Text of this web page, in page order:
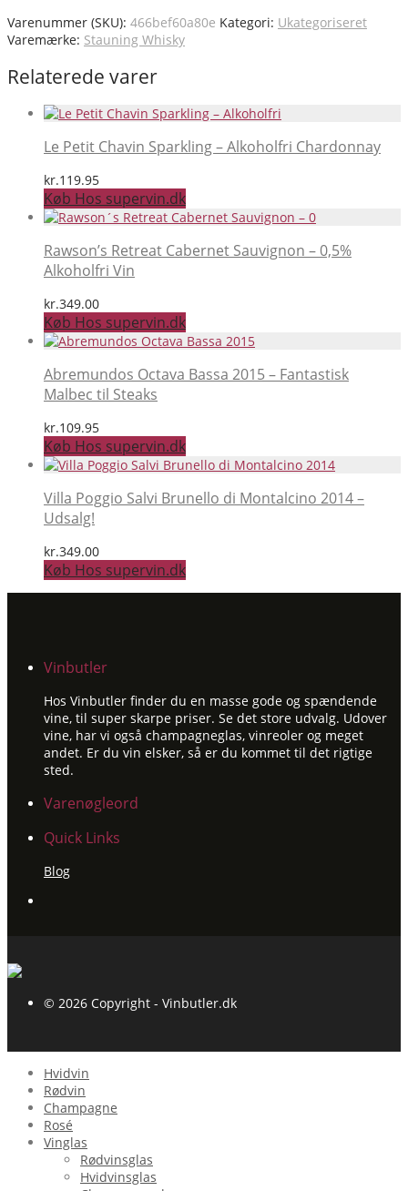
Varenummer (SKU): 466bef60a80e Kategori: Ukategoriseret
Varemærke: Stauning Whisky
Relaterede varer
Le Petit Chavin Sparkling – Alkoholfri Chardonnay
kr.119.95
Køb Hos supervin.dk
Rawson’s Retreat Cabernet Sauvignon – 0,5%
Alkoholfri Vin
kr.349.00
Køb Hos supervin.dk
Abremundos Octava Bassa 2015 – Fantastisk
Malbec til Steaks
kr.109.95
Køb Hos supervin.dk
Villa Poggio Salvi Brunello di Montalcino 2014 –
Udsalg!
kr.349.00
Køb Hos supervin.dk
Vinbutler
Hos Vinbutler finder du en masse gode og spændende
vine, til super skarpe priser. Se det store udvalg. Udover
vine, har vi også champagneglas, vinreoler og meget
andet. Er du vin elsker, så er du kommet til det rigtige
sted.
Varenøgleord
Quick Links
Blog
© 2026 Copyright - Vinbutler.dk
Hvidvin
Rødvin
Champagne
Rosé
Vinglas
Rødvinsglas
Hvidvinsglas